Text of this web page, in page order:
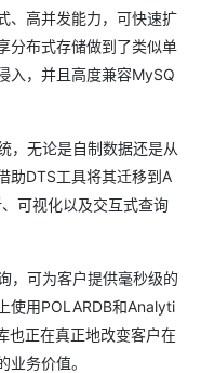
、高并发能力，可快速扩
分布式存储做到了类似单
入，并且高度兼容MySQ
，无论是自制数据还是从
助DTS工具将其迁移到A
可视化以及交互式查询
，可为客户提供毫秒级的
使用POLARDB和Analyti
也正在真正地改变客户在
务价值。